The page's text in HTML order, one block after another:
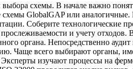
схемы. В начале важно
GlobalGAP или аналогичные.
Соберите технологические
и учету
органа. Непосредственно
Чаще всего выбирают органы,
изучают процессы на